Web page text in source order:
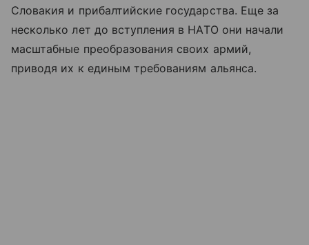
Словакия и прибалтийские государства. Еще за
несколько лет до вступления в НАТО они начали
масштабные преобразования своих армий,
приводя их к единым требованиям альянса.